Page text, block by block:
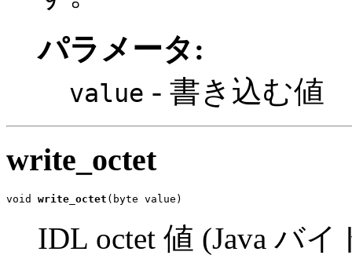
パラメータ:
value - 書き込む値
write_octet
void write_octet (byte value)
IDL octet 値 (Java バ